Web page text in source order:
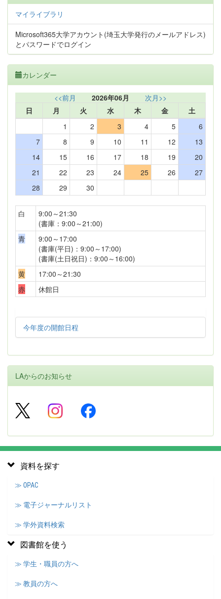
マイライブラリ
Microsoft365大学アカウント(埼玉大学発行のメールアドレス)
とパスワードでログイン
カレンダー
<<前月 2026年06月
次月>>
日
月 火 水 木 金
土
1
2 3 4 5
6
7
8 9 10 11 12
13
14
15 16 17 18 19
20
21
22 23 24 25 26
27
28
29 30
白
9:00～21:30
(書庫：9:00～21:00)
青
9:00～17:00
(書庫(平日)：9:00～17:00)
(書庫(土日祝日)：9:00～16:00)
黄
17:00～21:30
赤
休館日
今年度の開館日程
LAからのお知らせ
資料を探す
≫ OPAC
≫ 電子ジャーナルリスト
≫ 学外資料検索
図書館を使う
≫ 学生・職員の方へ
≫ 教員の方へ